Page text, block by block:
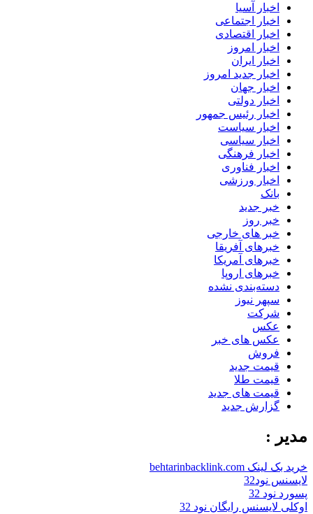
اخبار آسیا
اخبار اجتماعی
اخبار اقتصادی
اخبار امروز
اخبار ایران
اخبار جدید امروز
اخبار جهان
اخبار دولتی
اخبار رئیس جمهور
اخبار سیاست
اخبار سیاسی
اخبار فرهنگی
اخبار فناوری
اخبار ورزشی
بانک
خبر جدید
خبر روز
خبر های خارجی
خبرهای آفریقا
خبرهای آمریکا
خبرهای اروپا
دسته‌بندی نشده
سپهر نیوز
شرکت
عکس
عکس های خبر
فروش
قیمت جدید
قیمت طلا
قیمت های جدید
گزارش جدید
مدیر :
خرید بک لینک behtarinbacklink.com
لایسنس نود32
پسورد نود 32
اوکلی لایسنس رایگان نود 32